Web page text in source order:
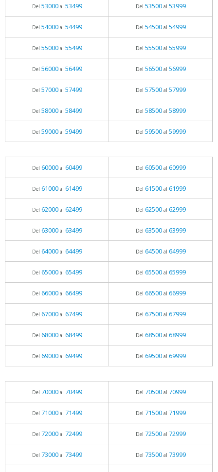
Del 53000al 53499 Del 53500al 53999
Del 54000al 54499 Del 54500al 54999
Del 55000al 55499 Del 55500al 55999
Del 56000al 56499 Del 56500al 56999
Del 57000al 57499 Del 57500al 57999
Del 58000al 58499 Del 58500al 58999
Del 59000al 59499 Del 59500al 59999
Del 60000al 60499 Del 60500al 60999
Del 61000al 61499 Del 61500al 61999
Del 62000al 62499 Del 62500al 62999
Del 63000al 63499 Del 63500al 63999
Del 64000al 64499 Del 64500al 64999
Del 65000al 65499 Del 65500al 65999
Del 66000al 66499 Del 66500al 66999
Del 67000al 67499 Del 67500al 67999
Del 68000al 68499 Del 68500al 68999
Del 69000al 69499 Del 69500al 69999
Del 70000al 70499 Del 70500al 70999
Del 71000al 71499 Del 71500al 71999
Del 72000al 72499 Del 72500al 72999
Del 73000al 73499 Del 73500al 73999